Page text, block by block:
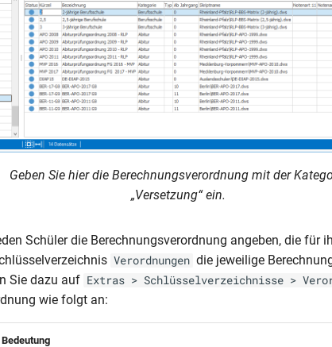
Geben Sie hier die Berechnungsverordnung mit der
„Versetzung“ ein.
Schüler die Berechnungsverordnung angeben, die für
Verordnungen die jeweilige
Sie dazu auf Extras > Schlüsselverzeichnisse >
wie folgt an:
Bedeutung